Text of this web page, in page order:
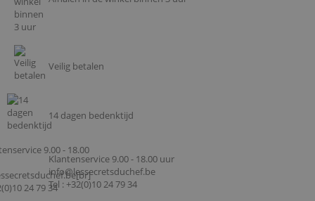
Veilig betalen
14 dagen bedenktijd
Klantenservice 9.00 - 18.00 uur
info@lessecretsduchef.be
Tel : +32(0)10 24 79 34